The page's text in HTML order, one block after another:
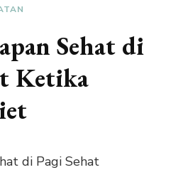
Sehat di
Ketika